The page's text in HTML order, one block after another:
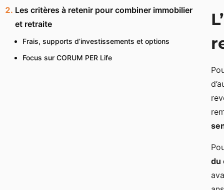
Les critères à retenir pour combiner immobilier
et retraite
Frais, supports d’investissements et options
Focus sur CORUM PER Life
du